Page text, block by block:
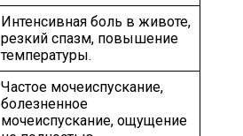
Интенсивная боль в животе,
резкий спазм, повышение
температуры.
Частое мочеиспускание,
болезненное
мочеиспускание, ощущение